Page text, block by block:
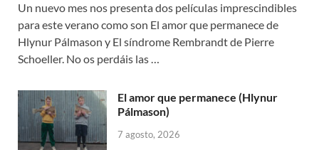
Un nuevo mes nos presenta dos películas imprescindibles
para este verano como son El amor que permanece de
Hlynur Pálmason y El síndrome Rembrandt de Pierre
Schoeller. No os perdáis las …
El amor que permanece (Hlynur
Pálmason)
7 agosto, 2026